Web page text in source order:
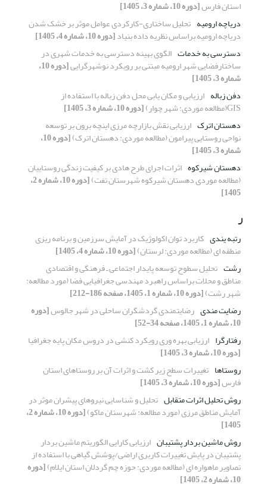
استان فارس[دوره 10، شماره 3، 1405]
دریاچه ارومیه تحلیل ساختاری-کارکردی عوامل موثر بر خشک شدن
دریاچه ارومیه براساس نظریه داده بنیاد[دوره 10، شماره 4، 1405]
دسترسی به خدمات الگوی بهینه دسترسی به خدمات شهری در
ساختارفضایی شهر ارومیه مبتنی بر رویکرد نوشهرگرایی [دوره 10،
شماره 3، 1405]
دفن زباله ارزیابی و مکان یابی محل دفن زباله با استفاده از
GIS(مطالعه موردی: شهر چوار)
[دوره 10، شماره 3، 1405]
دهستان اترک ارزیابی نقش بازارچه مرزی اینچه برون بر توسعه
نواحی روستایی پیرامون (مطالعه موردی: دهستان اترک) [دوره 10،
شماره 3، 1405]
دهستان شیرکوه اثرات اجرای طرح هادی بر کیفیت زندگی روستاییان
(مطالعه موردی دهستان شیرکوه شهرستان تفت) [دوره 10، شماره 2،
1405]
ر
رتبه یندی کاربرد توان اکولوژیک در آمایش سرزمین و برنامه ریزی
منطقه ای (مطالعه موردی: لرستان)[دوره 10، شماره 4، 1405]
رشت تحلیل سطوح توسعه پایدار اجتماعی ـ فرهنگی و اقتصادی
مناطق و محلات براساس راهبرد مهندسی جغرافیایی فضا (مورد مطالعه:
شهر رشت)[دوره 10، شماره 1، 1405، صفحه 186-212]
رضایت مندی رضایتمندی گردشگران ساحلی در شهر جالوس[دوره
10، شماره 1، 1405، صفحه 34-52]
رفتارگرا ارزیابی بهره وری رویکرد کنشی در دروس مکان پایه جغرافیا
[دوره 10، شماره 3، 1405]
روستاها تغییرات سطح زیر کشت و اثرات آن بر روستاهای استان
فارس[دوره 10، شماره 3، 1405]
روش تحلیل اثرات متقابل تحلیل و شناسایی نیروهای پیشران موثر در
آمایش مناطق مرزی (مورد مطالعه: شهرستان ماکو) [دوره 10، شماره 2،
1405]
روش ماشین بردار پشتیبان ارزیابی کارایی الگوریتم ماشین بردار
پشتیبان در پایش تغییرات کاربری اراضی/پوشش گیاهی با استفاده از
تصاویر ماهواره ای (مطالعه موردی: حوزه چم گردلان استان ایلام)[دوره
10، شماره 2، 1405]